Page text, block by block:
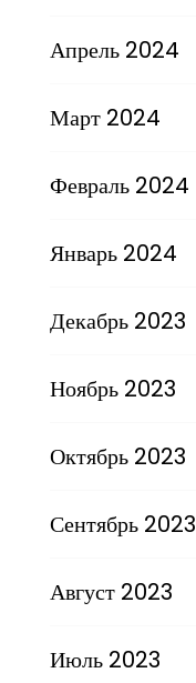
Апрель 2024
Март 2024
Февраль 2024
Январь 2024
Декабрь 2023
Ноябрь 2023
Октябрь 2023
Сентябрь 2023
Август 2023
Июль 2023